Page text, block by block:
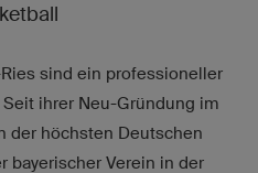
sind ein professioneller
ihrer Neu-Gründung im
der höchsten Deutschen
bayerischer Verein in der